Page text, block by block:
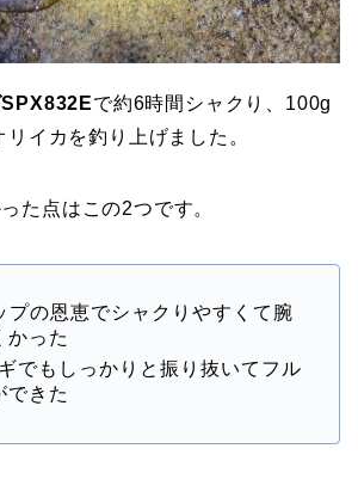
で約6時間シャクり、100g
イカを釣り上げました。
た点はこの2つです。
プの恩恵でシャクりやすくて腕
かった
でもしっかりと振り抜いてフル
できた